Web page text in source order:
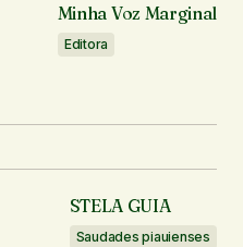
Minha Voz Marginal
Editora
STELA GUIA
Saudades piauienses